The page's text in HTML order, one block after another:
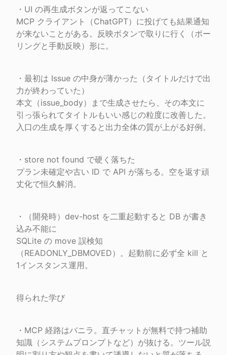
・UI の再生成ボタンが返ってこない
MCP クライアント（ChatGPT）に投げても結果通知
が来ないことがある。反映ボタンで取りに行く（ポー
リングと手動反映）形に。
・最初は Issue の中身が薄かった（タイトルだけで出
力が終わっていた）
本文（issue_body）まで生成させたら、その本文に
引っ張られてタイトルもいい感じの粒度に改善した。
入口の生成を厚くすると出力全体の質が上がる好例。
・store not found で硬く落ちた
プラン未確定や古い ID で API が落ちる。空を返す頑
丈化で恒久解消。
・（開発時）dev-host を二重起動すると DB が書き
込み不能に
SQLite の move 誤検知
（READONLY_DBMOVED）。起動前に必ず全 kill と
1インスタンス運用。
得られた学び
・MCP 経路はバニラ。直チャットが無料で持つ補助
知識（システムプロンプトなど）が抜ける。ツール説